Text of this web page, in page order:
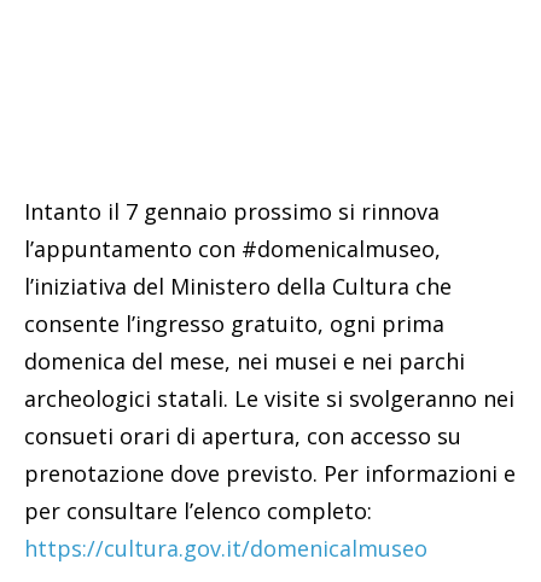
Intanto il 7 gennaio prossimo si rinnova
l’appuntamento con #domenicalmuseo,
l’iniziativa del Ministero della Cultura che
consente l’ingresso gratuito, ogni prima
domenica del mese, nei musei e nei parchi
archeologici statali. Le visite si svolgeranno nei
consueti orari di apertura, con accesso su
prenotazione dove previsto. Per informazioni e
per consultare l’elenco completo:
https://cultura.gov.it/domenicalmuseo